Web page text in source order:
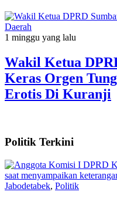
Daerah
1 minggu yang lalu
Wakil Ketua
Keras Orgen
Erotis Di Kuranji
Politik Terkini
Jabodetabek, Politik